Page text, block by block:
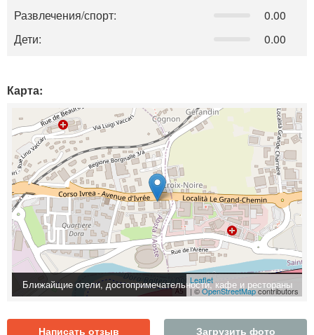
Развлечения/спорт:
0.00
Дети:
0.00
Карта:
Leaflet
| ©OpenStreetMapcontributors
Ближайщие отели, достопримечательности, кафе и рестораны
Написать отзыв Загрузить фото